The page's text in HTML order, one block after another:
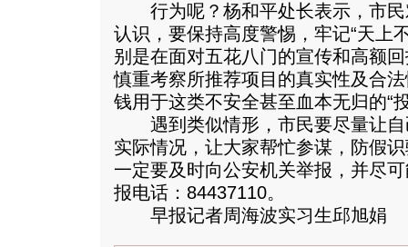
行为呢？杨和平处长表示，市民
认识，要保持高度警惕，牢记“天上
别是在面对五花八门的宣传和高额
慎重考察所推荐项目的真实性及合
钱用于这类不安全甚至血本无归的“
遇到类似情形，市民要尽量让自
实际情况，让大家帮忙参谋，防假
一定要及时向公安机关举报，并尽
报电话：84437110。
早报记者周海波实习生邱旭娟